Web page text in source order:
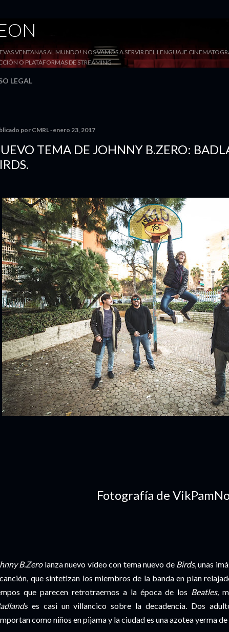
VENTANAS AL MUNDO! NOS VAMOS A SERVIR DEL LENGUAJE
O PLATAFORMAS DE STREAMING
LEGAL
por CMRL enero 23, 2017
TEMA DE JOHNNY B.ZERO:
Fotografía de
B.Zerolanza nuevo vídeo con tema nuevo deBirds, unas
que sintetizan los miembros de la banda en plan
que parecen retrotraernos a la época de los Beatles,
es casi un villancico sobre la decadencia. Dos
como niños en pijama y la ciudad es una azotea yerma